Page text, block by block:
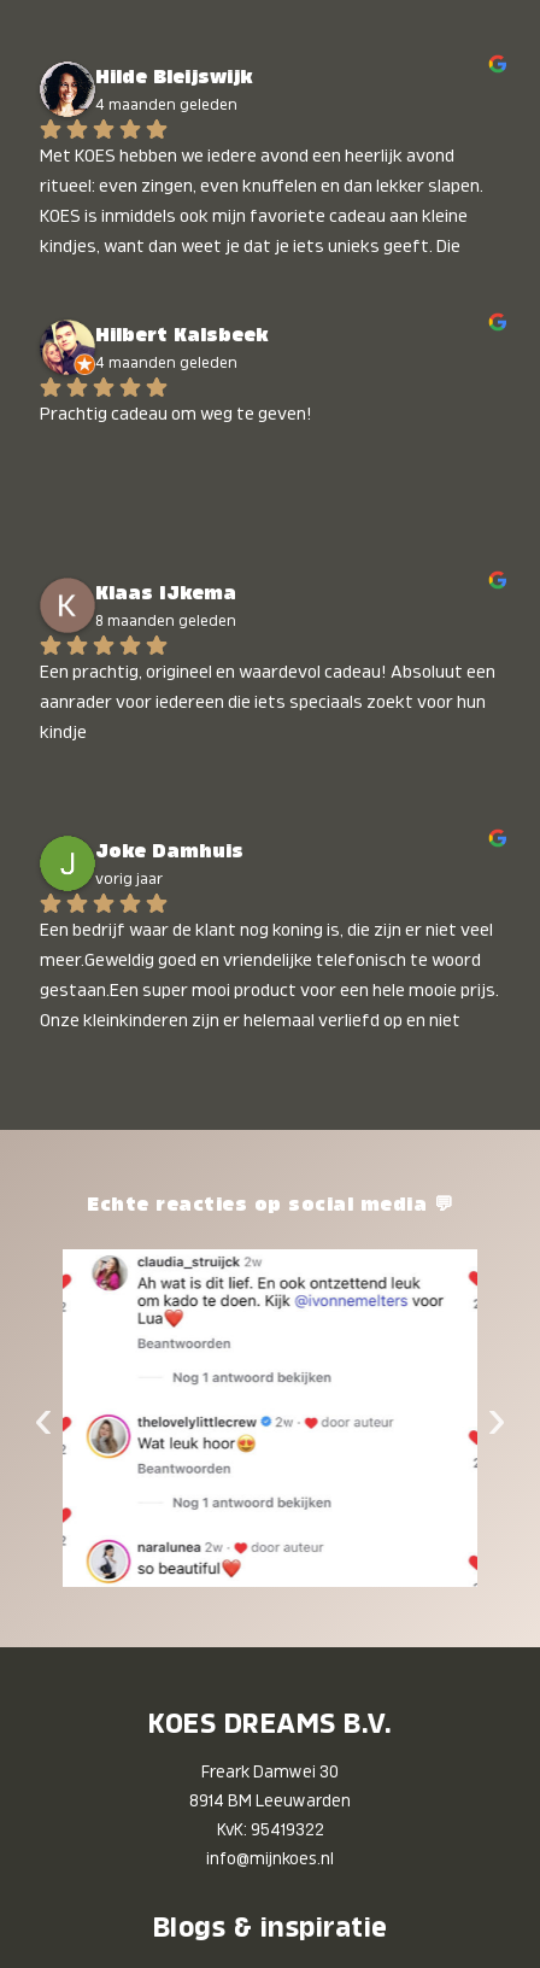
Hilde Bleijswijk
4 maanden geleden
Met KOES hebben we iedere avond een heerlijk avond
ritueel: even zingen, even knuffelen en dan lekker slapen.
KOES is inmiddels ook mijn favoriete cadeau aan kleine
kindjes, want dan weet je dat je iets unieks geeft. Die
Hilbert Kalsbeek
4 maanden geleden
Prachtig cadeau om weg te geven!
Klaas IJkema
8 maanden geleden
Een prachtig, origineel en waardevol cadeau! Absoluut een
aanrader voor iedereen die iets speciaals zoekt voor hun
kindje
Joke Damhuis
vorig jaar
Een bedrijf waar de klant nog koning is, die zijn er niet veel
meer.Geweldig goed en vriendelijke telefonisch te woord
gestaan.Een super mooi product voor een hele mooie prijs.
Onze kleinkinderen zijn er helemaal verliefd op en niet
het waard.Echte reacties op social media 💬
‹ ›
KOES DREAMS B.V.
Freark Damwei 30
8914 BM Leeuwarden
KvK: 95419322
info@mijnkoes.nl
Blogs & inspiratie